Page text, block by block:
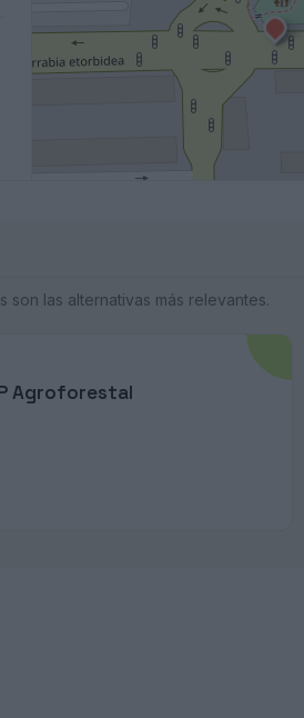
son las alternativas más relevantes.
Agroforestal